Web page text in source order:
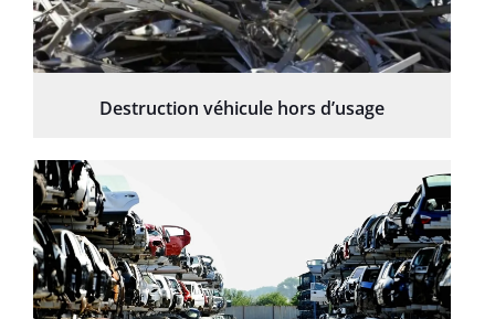
Destruction véhicule hors d’usage